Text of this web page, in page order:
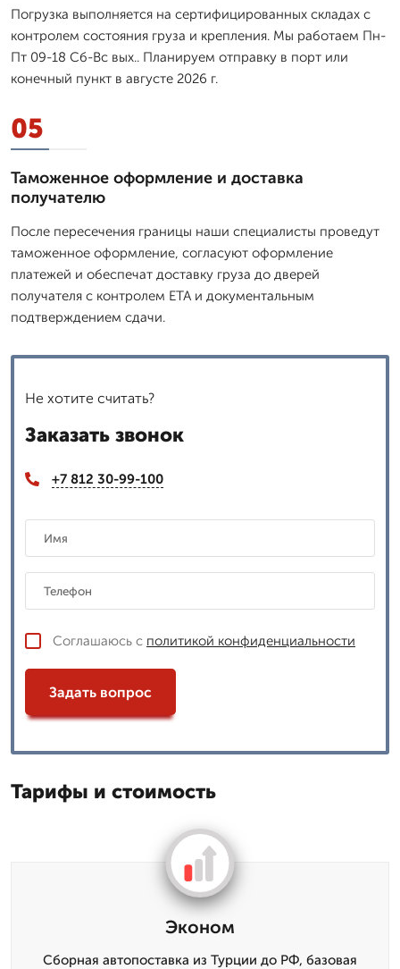
Погрузка выполняется на сертифицированных складах с
контролем состояния груза и крепления. Мы работаем Пн-
Пт 09-18 Сб-Вс вых.. Планируем отправку в порт или
конечный пункт в августе 2026 г.
05
Таможенное оформление и доставка
получателю
После пересечения границы наши специалисты проведут
таможенное оформление, согласуют оформление
платежей и обеспечат доставку груза до дверей
получателя с контролем ETA и документальным
подтверждением сдачи.
Не хотите считать?
Заказать звонок
+7 812 30-99-100
Соглашаюсь с политикой конфиденциальности
Задать вопрос
Тарифы и стоимость
Эконом
Сборная автопоставка из Турции до РФ, базовая